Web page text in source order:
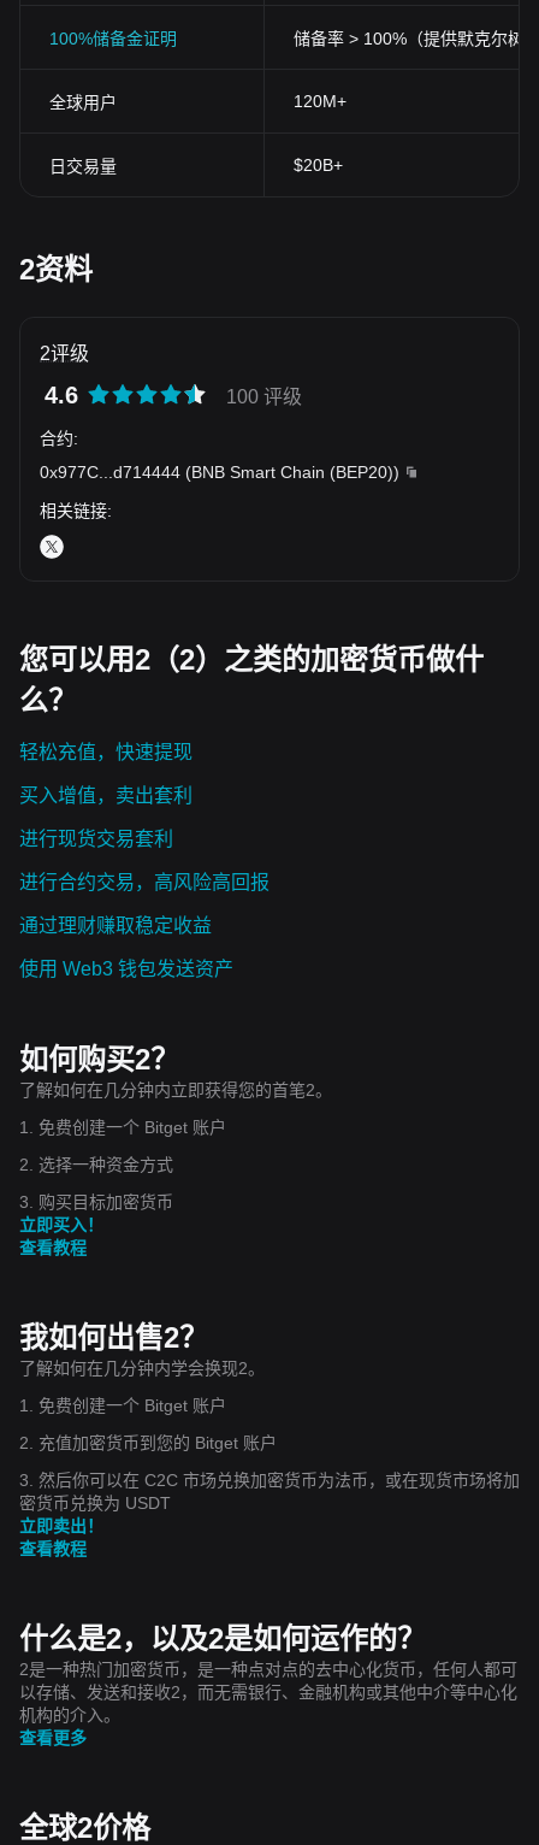
100%储备金证明 储备率 > 100%（提供默克尔树
全球用户 120M+
日交易量 $20B+
2资料
2评级
4.6 100 评级
合约:
0x977C
d714444 (BNB Smart Chain (BEP20))
相关链接:
您可以用2（2）之类的加密货币做什
么？
轻松充值，快速提现
买入增值，卖出套利
进行现货交易套利
进行合约交易，高风险高回报
通过理财赚取稳定收益
使用 Web3 钱包发送资产
如何购买2？
了解如何在几分钟内立即获得您的首笔2。
1. 免费创建一个 Bitget 账户
2. 选择一种资金方式
3. 购买目标加密货币
立即买入！
查看教程
我如何出售2？
了解如何在几分钟内学会换现2。
1. 免费创建一个 Bitget 账户
2. 充值加密货币到您的 Bitget 账户
3. 然后你可以在 C2C 市场兑换加密货币为法币，或在现货市场将加
密货币兑换为 USDT
立即卖出！
查看教程
什么是2，以及2是如何运作的？
2是一种热门加密货币，是一种点对点的去中心化货币，任何人都可
以存储、发送和接收2，而无需银行、金融机构或其他中介等中心化
机构的介入。
查看更多
全球2价格